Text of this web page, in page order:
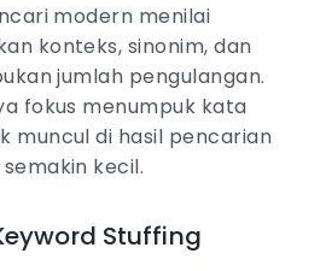
modern menilai
konteks, sinonim, dan
jumlah pengulangan.
fokus menumpuk kata
muncul di hasil pencarian
kecil.
Stuffing